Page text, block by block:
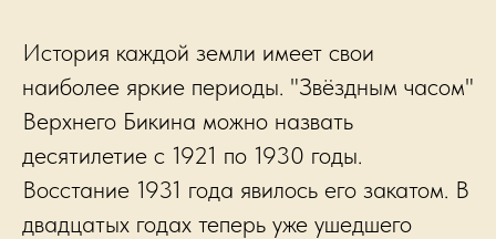
История каждой земли имеет свои
наиболее яркие периоды. "Звёздным часом"
Верхнего Бикина можно назвать
десятилетие с 1921 по 1930 годы.
Восстание 1931 года явилось его закатом. В
двадцатых годах теперь уже ушедшего